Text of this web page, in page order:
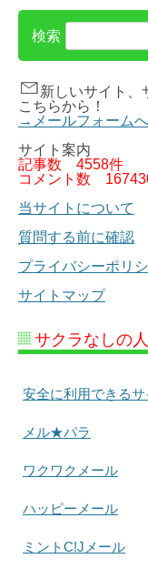
検索
新しいサイト、
こちらから！
→メールフォームへ
サイト案内
記事数 4558件
コメント数
当サイトについて
質問する前に確認
プライバシーポリ
サイトマップ
サクラなしの
安全に利用できるサ
メル★パラ
ワクワクメール
ハッピーメール
ミントC!Jメール